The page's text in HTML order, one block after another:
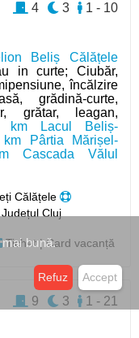
Beliș Călățele
in curte; Ciubăr,
încălzire
grădină-curte,
grătar, leagan,
Lacul Beliș-
Pârtia Mărișel-
Cascada Vălul
Călățele
Cluj
Tichet | Card vacanță
1 - 10
3
4
1 - 21
3
9
bună.
Refuz Accept